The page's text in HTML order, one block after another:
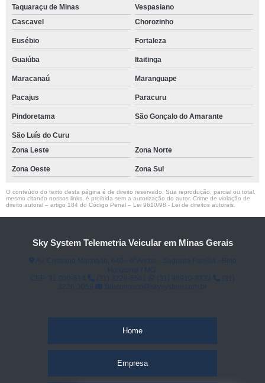
Taquaraçu de Minas
Vespasiano
Cascavel
Chorozinho
Eusébio Fortaleza
Guaiúba Itaitinga
Maracanaú Maranguape
Pacajus Paracuru
Pindoretama São Gonçalo do Amarante
São Luís do Curu
Zona Leste
Zona Norte
Zona Oeste Zona Sul
O conteúdo do texto desta página é de direito reservado. Sua reprodução, parcial ou total,
mesmo citando nossos links, é proibida sem a autorização do autor. Crime de violação de
direito autoral – artigo 184 do Código Penal – Lei 9610/98 - Lei de direitos autorais
Sky System Telemetria Veicular em Minas Gerais
Home
Empresa